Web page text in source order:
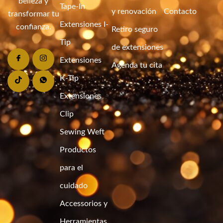
transformar tu
confianza.
Tape-In
Extensiones I-
Tip
Extensiones
K-Tip
Extensiones
Clip
Sewing Weft
Productos
para el
cuidado
Accessorios y
y renovación
Retiro seguro
de extensiones
Agenda tu cita
Contacto